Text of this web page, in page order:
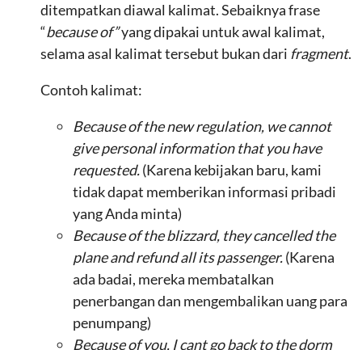
ditempatkan diawal kalimat. Sebaiknya frase
“because of”yang dipakai untuk awal kalimat,
selama asal kalimat tersebut bukan dari fragment.
Contoh kalimat:
Because of thenew regulation, we cannot
givepersonalinformation thatyouhave
requested.(Karena kebijakan baru, kami
tidak dapat memberikan informasi pribadi
yang Anda minta)
Because of theblizzard, they cancelled the
plane and refund all its passenger.(Karena
ada badai, mereka membatalkan
penerbangan dan mengembalikan uang para
penumpang)
Because of you, I cant go back to the dorm